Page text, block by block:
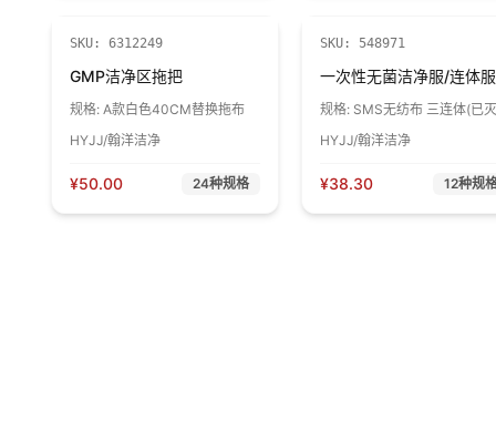
SKU: 6312249
GMP洁净区拖把
规格: A款白色40CM替换拖布
HYJJ/翰洋洁净
¥50.00 24种规格
SKU: 548971
一次性无菌洁净服/连体服
规格: SMS无纺布 三连体(已灭
HYJJ/翰洋洁净
¥38.30 12种规